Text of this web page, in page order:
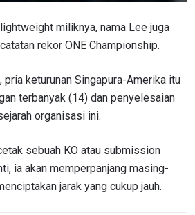
miliknya, nama Lee juga
rekor ONE Championship.
pria keturunan Singapura-Amerika itu
terbanyak (14) dan penyelesaian
organisasi ini.
sebuah KO atau submission
ia akan memperpanjang masing-
jarak yang cukup jauh.